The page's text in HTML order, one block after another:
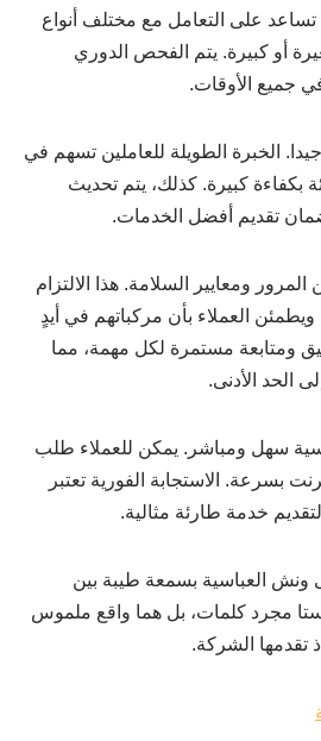
تساعد على التعامل مع مختلف أنواع
أو كبيرة. يتم الفحص الدوري
جميع الأوقات.
الخبرة الطويلة للعاملين تسهم في
بكفاءة كبيرة. كذلك، يتم تحديث
تقديم أفضل الخدمات.
المرور ومعايير السلامة. هذا الالتزام
العملاء بأن مركباتهم في أيدٍ
ومتابعة مستمرة لكل مهمة، مما
الحد الأدنى.
سهل ومباشر. يمكن للعملاء طلب
بسرعة. الاستجابة الفورية تعتبر
خدمة طارئة مثالية.
ونش العباسية بسمعة طيبة بين
مجرد كلمات، بل هما واقع ملموس
الشركة.